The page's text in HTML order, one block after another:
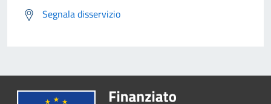
Segnala disservizio